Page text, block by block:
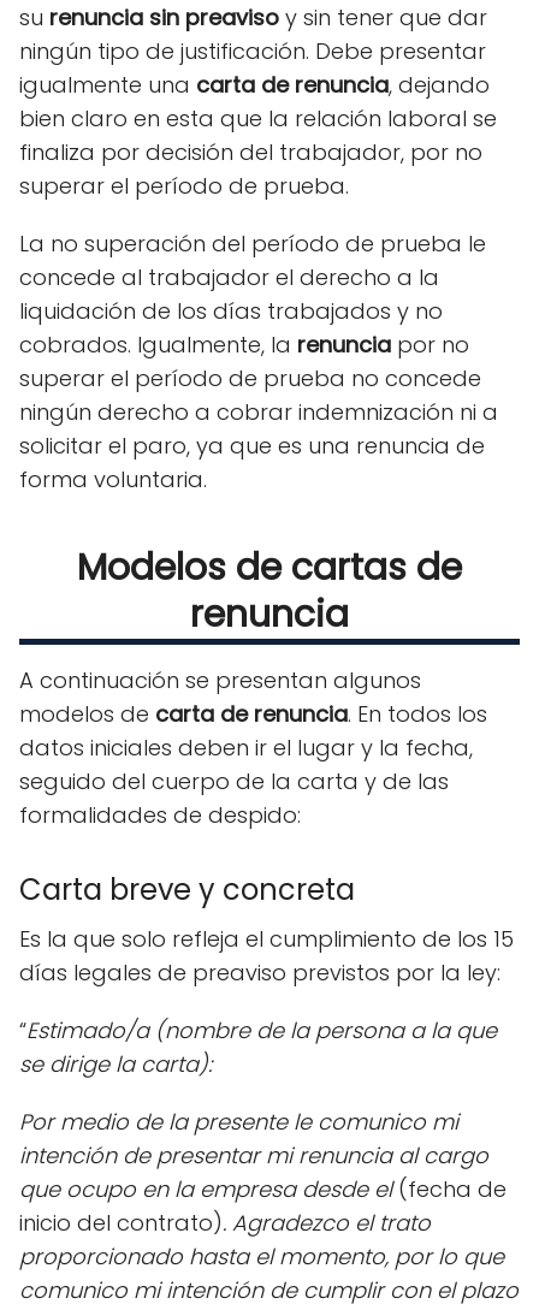
su renuncia sin preaviso y sin tener que dar
ningún tipo de justificación. Debe presentar
igualmente una carta de renuncia, dejando
bien claro en esta que la relación laboral se
finaliza por decisión del trabajador, por no
superar el período de prueba.
La no superación del período de prueba le
concede al trabajador el derecho a la
liquidación de los días trabajados y no
cobrados. Igualmente, la renuncia por no
superar el período de prueba no concede
ningún derecho a cobrar indemnización ni a
solicitar el paro, ya que es una renuncia de
forma voluntaria.
Modelos de cartas de
renuncia
A continuación se presentan algunos
modelos de carta de renuncia. En todos los
datos iniciales deben ir el lugar y la fecha,
seguido del cuerpo de la carta y de las
formalidades de despido:
Carta breve y concreta
Es la que solo refleja el cumplimiento de los 15
días legales de preaviso previstos por la ley:
“Estimado/a (nombre de la persona a la que
se dirige la carta):
Por medio de la presente le comunico mi
intención de presentar mi renuncia al cargo
que ocupo en la empresa desde el(fecha de
inicio del contrato). Agradezco el trato
proporcionado hasta el momento, por lo que
comunico mi intención de cumplir con el plazo